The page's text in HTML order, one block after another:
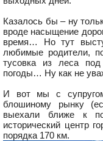
Казалось бы – ну
вроде насыщение
время… Но тут
любимые родители,
тусовка из леса
погоды… Ну как не
И вот мы с
блошиному рынку
выехали ближе к
исторический центр
порядка 170 км.